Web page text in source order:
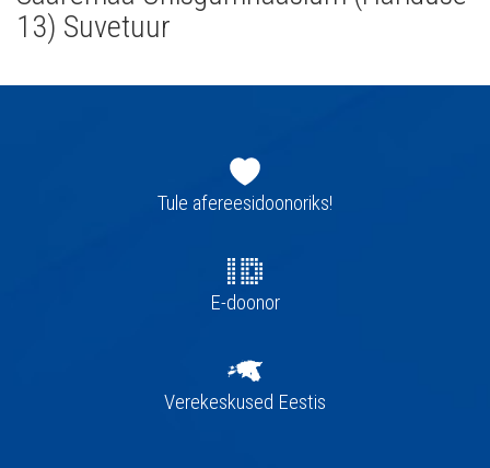
13) Suvetuur
navigatsioonTule afereesidoonoriks!
E-doonor
Verekeskused Eestis